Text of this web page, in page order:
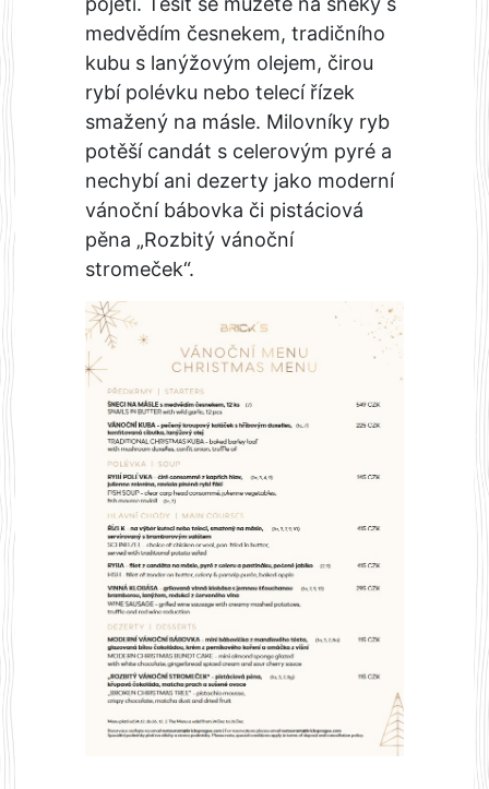
medvědím česnekem, tradičního
kubu s lanýžovým olejem, čirou
rybí polévku nebo telecí řízek
smažený na másle. Milovníky ryb
potěší candát s celerovým pyré a
nechybí ani dezerty jako moderní
vánoční bábovka či pistáciová
pěna „Rozbitý vánoční
stromeček“.